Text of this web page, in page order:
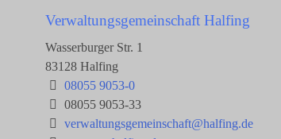
Verwaltungsgemeinschaft Halfing
Wasserburger Str. 1
83128 Halfing
08055 9053-0
08055 9053-33
verwaltungsgemeinschaft@halfing.de